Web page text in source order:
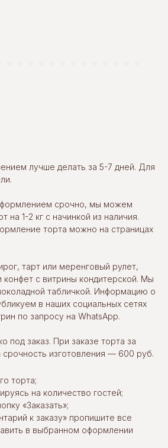
лучше делать за 5-7 дней. Для
срочно, мы можем
1-2 кг с начинкой из наличия.
торта можно на страницах
тарт или меренговый рулет,
с витрины кондитерской. Мы
табличкой. Информацию о
в наших социальных сетях
по запросу на WhatsApp.
под заказ. При заказе торта за
срочность изготовления — 600 руб.
торта;
на количество гостей;
«Заказать»;
к заказу» пропишите все
в выбранном оформлении